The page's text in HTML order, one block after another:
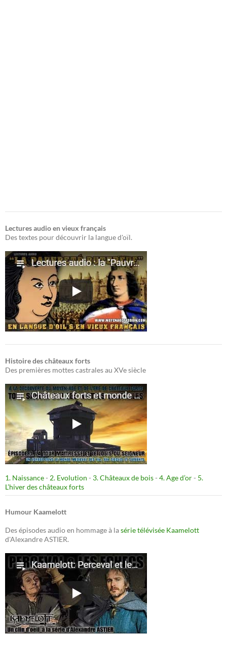
Lectures audio en vieux français
Des textes pour découvrir la langue d'oïl.
Histoire des châteaux forts
Des premières mottes castrales au XVe siècle
1. Naissance- 2. Evolution - 3. Châteaux de bois- 4. Age d’or- 5.
L’hiver des châteaux forts
Humour Kaamelott
Des épisodes audio en hommage à lasérie télévisée Kaamelott
d'Alexandre ASTIER.